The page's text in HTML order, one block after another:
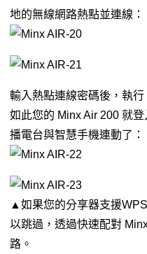
地的無線網路熱點並連線：
輸入熱點連線密碼後，執
如此您的 Minx Air 200 就
播電台與智慧手機連動了：
▲如果您的分享器支援
以跳過，透過快速配對
路。